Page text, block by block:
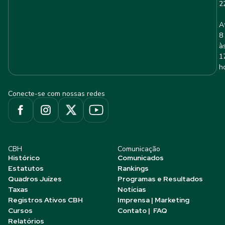
8
Conecte-se com nossas redes
CBH
Histórico
Estatutos
Quadros Juízes
Taxas
Registros Ativos CBH
Cursos
Relatórios
Comunicação
Comunicados
Rankings
Programas e Resultados
Notícias
Imprensa | Marketing
Contato | FAQ